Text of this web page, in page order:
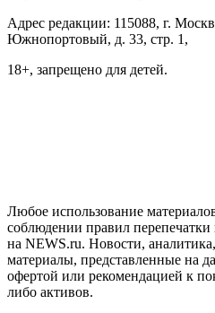
Адрес редакции: 115088, г.
Южнопортовый, д. 33, стр. 1,
18+, запрещено для детей.
Любое использование
соблюдении правил
на NEWS.ru. Новости,
материалы, представленные на
офертой или рекомендацией к
либо активов.